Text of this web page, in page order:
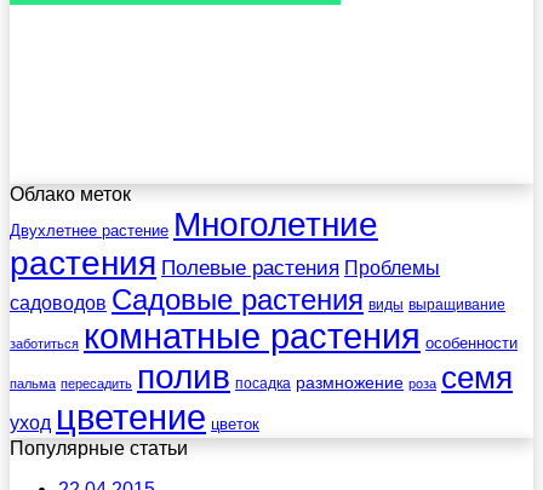
Облако меток
Двухлетнее растение Многолетние
растения Полевые растения Проблемы
садоводов Садовые растения виды выращивание
заботиться комнатные растения особенности
пальма пересадить полив посадка размножение роза семя
уход цветение цветок
Популярные статьи